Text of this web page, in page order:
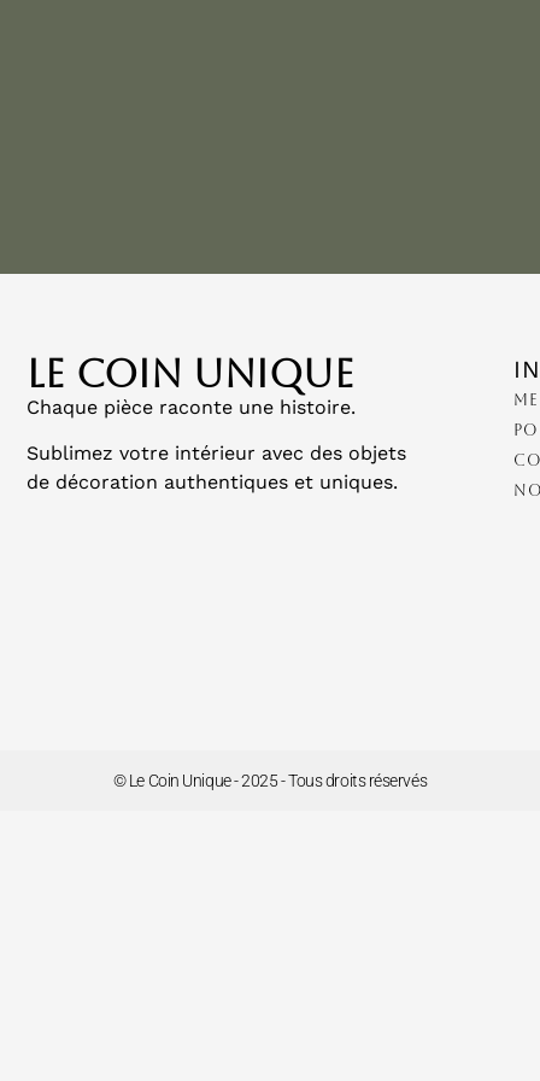
LE COIN UNIQUE
Chaque pièce raconte une histoire.
Sublimez votre intérieur avec des objets
de décoration authentiques et uniques.
© Le Coin Unique - 2025 - Tous droits réservés